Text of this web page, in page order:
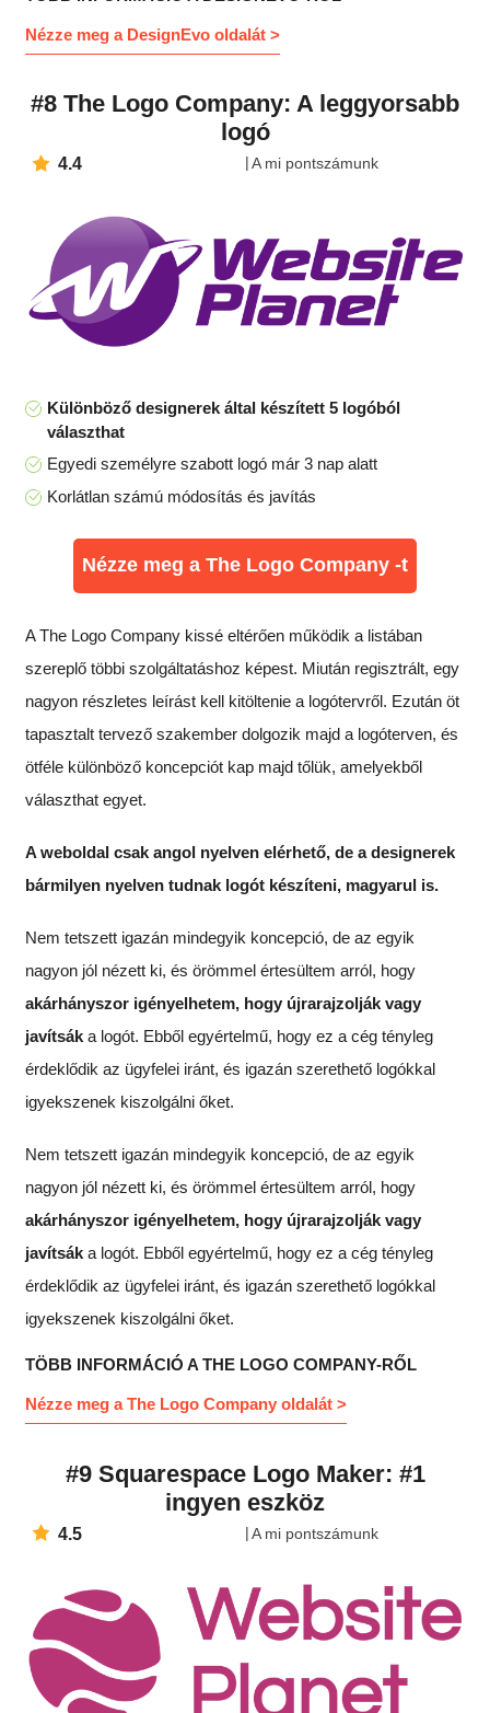
Nézze meg a DesignEvo oldalát >
#8 The Logo Company: A leggyorsabb
logó
4.4 A mi pontszámunk
Különböző designerek által készített 5 logóból
választhat
Egyedi személyre szabott logó már 3 nap alatt
Korlátlan számú módosítás és javítás
Nézze meg a The Logo Company -t
A The Logo Company kissé eltérően működik a listában
szereplő többi szolgáltatáshoz képest. Miután regisztrált, egy
nagyon részletes leírást kell kitöltenie a logótervről. Ezután öt
tapasztalt tervező szakember dolgozik majd a logóterven, és
ötféle különböző koncepciót kap majd tőlük, amelyekből
választhat egyet.
A weboldal csak angol nyelven elérhető, de a designerek
bármilyen nyelven tudnak logót készíteni, magyarul is.
Nem tetszett igazán mindegyik koncepció, de az egyik
nagyon jól nézett ki, és örömmel értesültem arról, hogy
akárhányszor igényelhetem, hogy újrarajzolják vagy
javítsák a logót. Ebből egyértelmű, hogy ez a cég tényleg
érdeklődik az ügyfelei iránt, és igazán szerethető logókkal
igyekszenek kiszolgálni őket.
Nem tetszett igazán mindegyik koncepció, de az egyik
nagyon jól nézett ki, és örömmel értesültem arról, hogy
akárhányszor igényelhetem, hogy újrarajzolják vagy
javítsák a logót. Ebből egyértelmű, hogy ez a cég tényleg
érdeklődik az ügyfelei iránt, és igazán szerethető logókkal
igyekszenek kiszolgálni őket.
TÖBB INFORMÁCIÓ A THE LOGO COMPANY-RŐL
Nézze meg a The Logo Company oldalát >
#9 Squarespace Logo Maker: #1
ingyen eszköz
4.5 A mi pontszámunk